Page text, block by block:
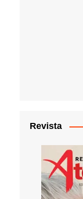
Revista